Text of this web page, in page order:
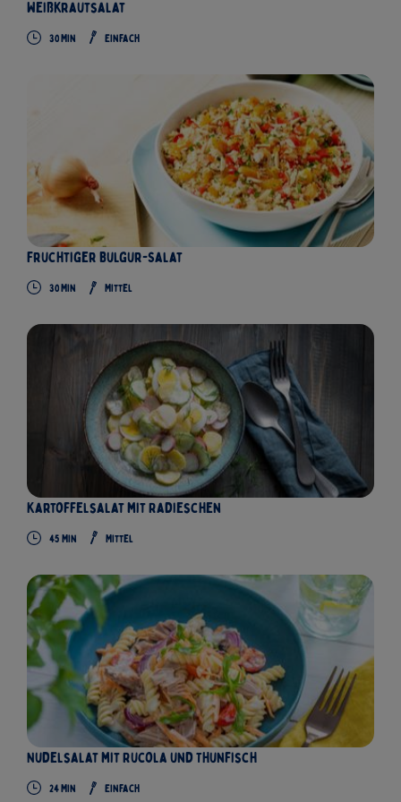
Weißkrautsalat
30Min Einfach
Fruchtiger Bulgur-Salat
30Min Mittel
Kartoffelsalat mit Radieschen
45Min Mittel
Nudelsalat mit Rucola und Thunfisch
24Min Einfach